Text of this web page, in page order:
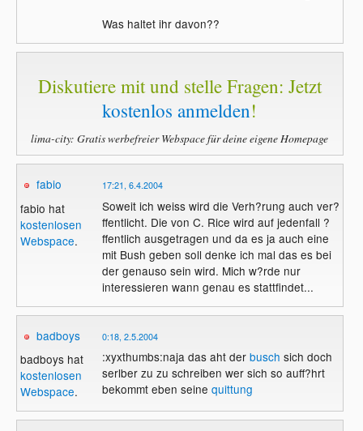
Was haltet ihr davon??
Diskutiere mit und stelle Fragen: Jetzt
kostenlos anmelden!
lima-city: Gratis werbefreier Webspace für deine eigene Homepage
fabio
fabio hat
kostenlosen
Webspace.
17:21, 6.4.2004
Soweit ich weiss wird die Verh?rung auch ver?
ffentlicht. Die von C. Rice wird auf jedenfall ?
ffentlich ausgetragen und da es ja auch eine
mit Bush geben soll denke ich mal das es bei
der genauso sein wird. Mich w?rde nur
interessieren wann genau es stattfindet...
badboys
badboys hat
kostenlosen
Webspace.
0:18, 2.5.2004
:xyxthumbs:naja das aht der busch sich doch
serlber zu zu schreiben wer sich so auff?hrt
bekommt eben seine quittung